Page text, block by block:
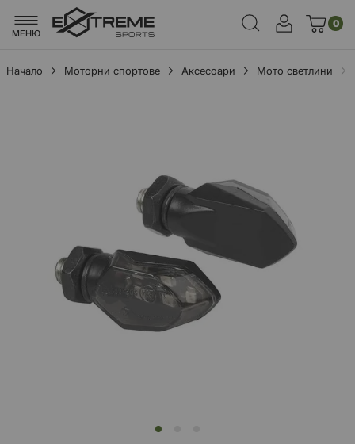
МЕНЮ
0
Начало Моторни спортове Аксесоари Мото светлини